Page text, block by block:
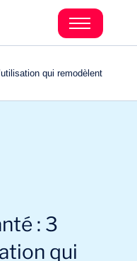
qui remodèlent
: 3
qui